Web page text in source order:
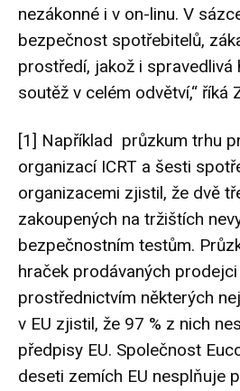
nezákonné i v on-linu. V
bezpečnost spotřebitelů,
prostředí, jakož i spravedlivá
soutěž v celém odvětví,“ říká
[1] Například průzkum trhu
organizací ICRT a šesti
organizacemi zjistil, že dvě
zakoupených na tržištích
bezpečnostním testům.
hraček prodávaných
prostřednictvím některých
v EU zjistil, že 97 % z nich
předpisy EU. Společnost
deseti zemích EU nesplňuje